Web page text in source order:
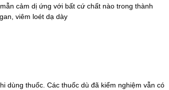
cảm dị ứng với bất cứ chất nào trong thành
viêm loét dạ dày
dùng thuốc. Các thuốc dù đã kiểm nghiệm vẫn có